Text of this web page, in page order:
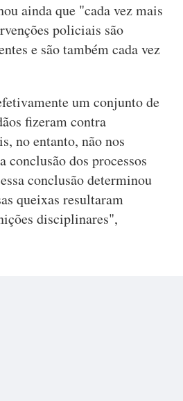
ainda que "cada vez mais
policiais são
e são também cada vez
um conjunto de
fizeram contra
no entanto, não nos
conclusão dos processos
conclusão determinou
queixas resultaram
disciplinares",